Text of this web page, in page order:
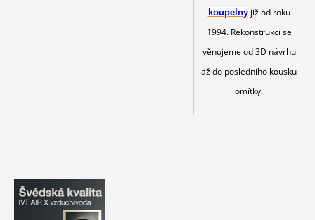
koupelny již od roku
1994. Rekonstrukci se
věnujeme od 3D návrhu
až do posledního kousku
omítky.